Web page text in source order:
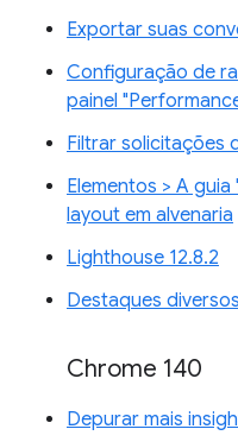
Exportar suas
Configuração de
painel
Filtrar solicitações
Elementos > A
layout em alvenaria
Lighthouse 12.8.2
Destaques diversos
Chrome 140
Depurar mais